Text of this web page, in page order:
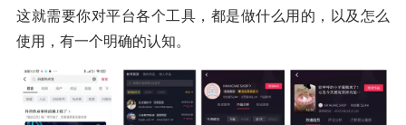
这就需要你对平台各个工具，都是做什么用的，以及怎么
使用，有一个明确的认知。